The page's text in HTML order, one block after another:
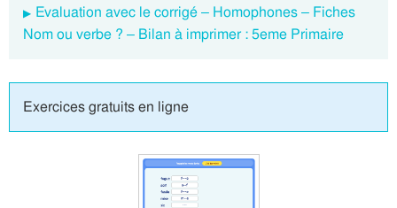
Evaluation avec le corrigé – Homophones – Fiches
Nom ou verbe ? – Bilan à imprimer : 5eme Primaire
Exercices gratuits en ligne